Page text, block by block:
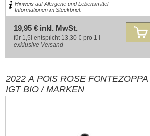
Hinweis auf Allergene und Lebensmittel-
Informationen im Steckbrief.
19,95 € inkl. MwSt.
für 1,5l entspricht 13,30 € pro 1 l
exklusive Versand
2022 A POIS ROSE FONTEZOPPA
IGT BIO / MARKEN